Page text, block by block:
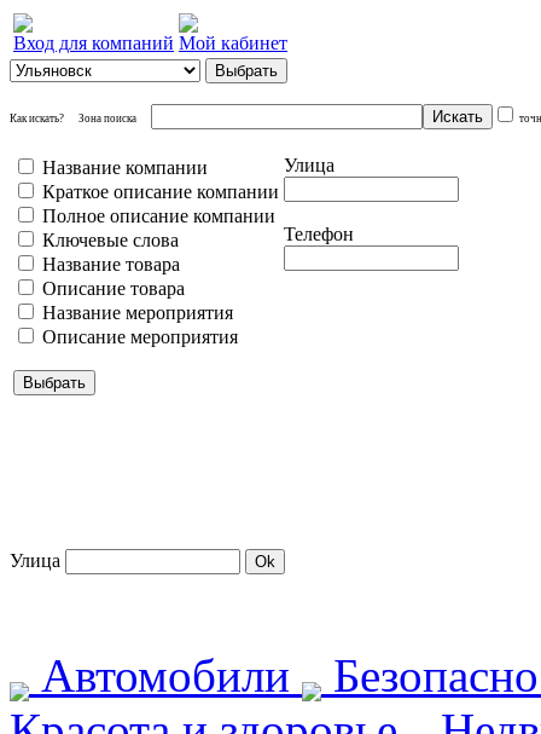
Вход для компаний Мой кабинет
Как искать? Зона поиска
Название компании
Краткое описание компании
Полное описание компании
Ключевые слова
Название товара
Описание товара
Название мероприятия
Описание мероприятия
Улица
Телефон
Улица
Автомобили